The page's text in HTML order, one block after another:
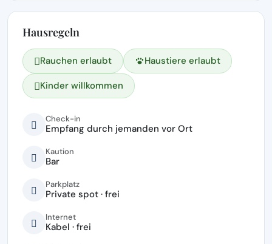
Hausregeln
Rauchen erlaubt Haustiere erlaubt
Kinder willkommen
Check-in
Empfang durch jemanden vor Ort
Kaution
Bar
Parkplatz
Private spot · frei
Internet
Kabel · frei